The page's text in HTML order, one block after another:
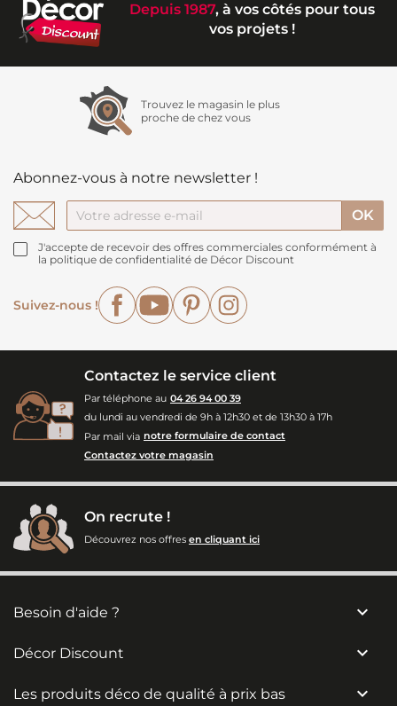
Depuis 1987, à vos côtés pour tous
vos projets !
Trouvez le magasin le plus
proche de chez vous
Abonnez-vous à notre newsletter !
J'accepte de recevoir des offres commerciales conformément à
la politique de confidentialité de Décor Discount
Suivez-nous !
FacebookYouTubePinterest
Contactez le service client
Par téléphone au 04 26 94 00 39
du lundi au vendredi de 9h à 12h30 et de 13h30 à 17h
Par mail via notre formulaire de contact
Contactez votre magasin
On recrute !
Découvrez nos offres en cliquant ici
Besoin d'aide ? 
Décor Discount 
Les produits déco de qualité à prix bas 